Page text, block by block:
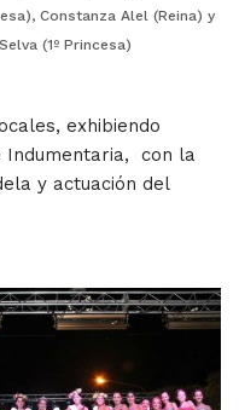
Constanza Alel (Reina) y
(1º Princesa)
exhibiendo
Indumentaria, con la
y actuación del